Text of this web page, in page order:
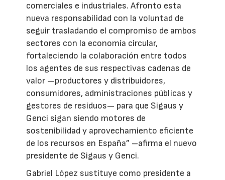
comerciales e industriales. Afronto esta
nueva responsabilidad con la voluntad de
seguir trasladando el compromiso de ambos
sectores con la economía circular,
fortaleciendo la colaboración entre todos
los agentes de sus respectivas cadenas de
valor —productores y distribuidores,
consumidores, administraciones públicas y
gestores de residuos— para que Sigaus y
Genci sigan siendo motores de
sostenibilidad y aprovechamiento eficiente
de los recursos en España” –afirma el nuevo
presidente de Sigaus y Genci.
Gabriel López sustituye como presidente a